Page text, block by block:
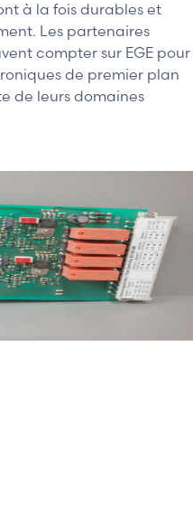
à la fois durables et
Les partenaires
compter sur EGE pour
de premier plan
de leurs domaines